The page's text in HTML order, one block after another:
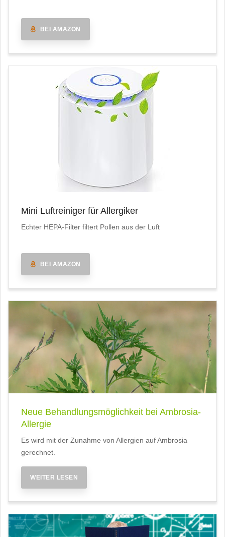
BEI AMAZON
Mini Luftreiniger für Allergiker
Echter HEPA-Filter filtert Pollen aus der Luft
BEI AMAZON
Neue Behandlungsmöglichkeit bei Ambrosia-
Allergie
Es wird mit der Zunahme von Allergien auf Ambrosia
gerechnet.
WEITER LESEN